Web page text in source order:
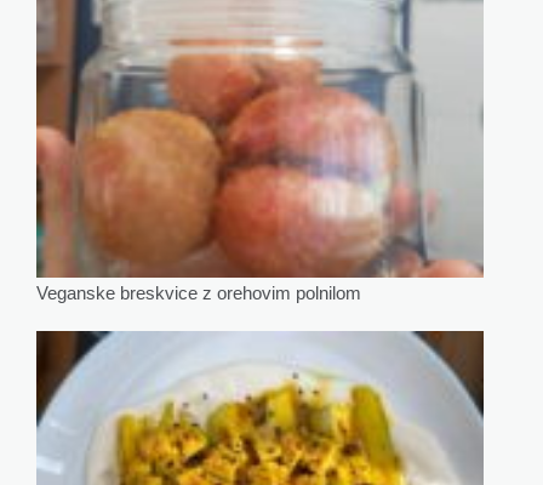
Veganske breskvice z orehovim polnilom